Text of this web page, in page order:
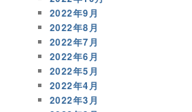
2022年9月
2022年8月
2022年7月
2022年6月
2022年5月
2022年4月
2022年3月